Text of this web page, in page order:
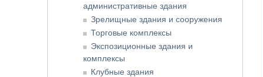
административные здания
Зрелищные здания и сооружения
Торговые комплексы
Экспозиционные здания и
комплексы
Клубные здания